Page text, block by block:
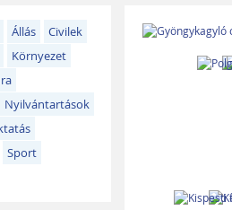
Állás
Civilek
Környezet
Nyilvántartások
Sport